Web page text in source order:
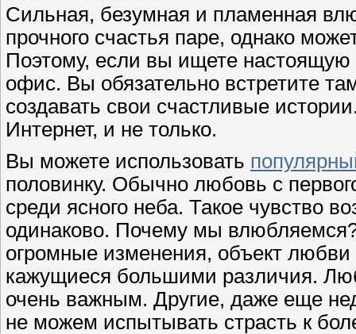
Сильная, безумная и пламенная
прочного счастья паре, однако
Поэтому, если вы ищете
офис. Вы обязательно встретите
создавать свои счастливые
Интернет, и не только.
Вы можете использовать
половинку. Обычно любовь с
среди ясного неба. Такое чувство
одинаково. Почему мы
огромные изменения, объект любви
кажущиеся большими различия.
очень важным. Другие, даже еще
не можем испытывать страсть к